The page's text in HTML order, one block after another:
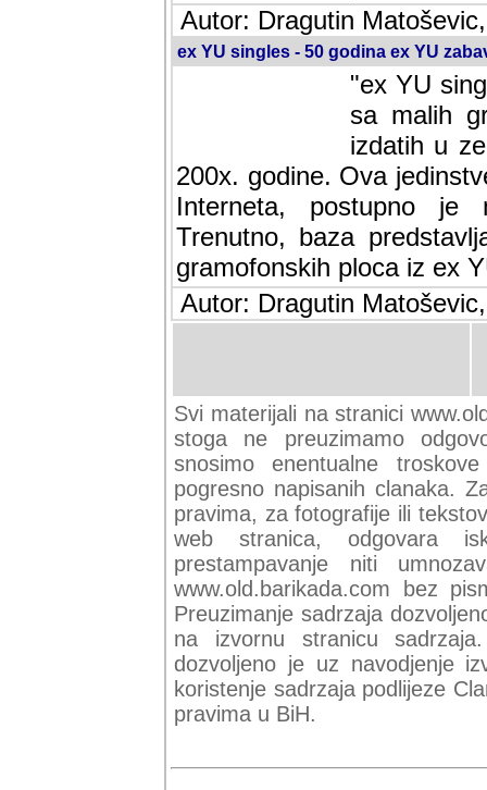
Autor: Dragutin
ex YU singles - 50 godina ex YU
"ex YU
sa malih
izdatih u
200x. godine. Ova
Interneta, postupno je
baza predstavlja
ploca iz ex YU.
Autor: Dragutin
Svi materijali na stranici
stoga ne preuzimamo
snosimo enentualne
pogresno napisanih clanaka.
pravima, za fotografije ili
web stranica, odgovara
prestampavanje niti
www.old.barikada.com bez
Preuzimanje sadrzaja
na izvornu stranicu
dozvoljeno je uz navodjenje
koristenje sadrzaja podlijeze
pravima u BiH.